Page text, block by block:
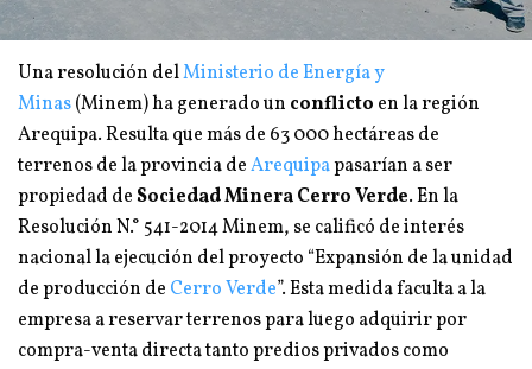
Una resolución delMinisterio de Energía y
Minas(Minem) ha generado un conflicto en la región
Arequipa. Resulta que más de 63 000 hectáreas de
terrenos de la provincia deArequipapasarían a ser
propiedad deSociedad Minera Cerro Verde. En la
Resolución N.° 541-2014 Minem, se calificó de interés
nacional la ejecución del proyecto “Expansión de la unidad
de producción de Cerro Verde”. Esta medida faculta a la
empresa a reservar terrenos para luego adquirir por
compra-venta directa tanto predios privados como